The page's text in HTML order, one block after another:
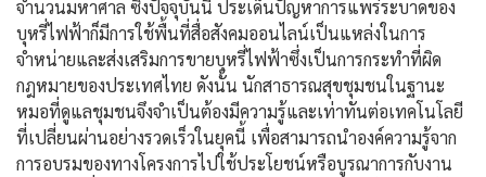
จำนวนมหาศาล ซึ่งปัจจุบันนี้ ประเด็นปัญหาการแพร่ระบาดของ
บุหรี่ไฟฟ้าก็มีการใช้พื้นที่สื่อสังคมออนไลน์เป็นแหล่งในการ
จำหน่ายและส่งเสริมการขายบุหรี่ไฟฟ้าซึ่งเป็นการกระทำที่ผิด
กฎหมายของประเทศไทย ดังนั้น นักสาธารณสุขชุมชนในฐานะ
หมอที่ดูแลชุมชนจึงจำเป็นต้องมีความรู้และเท่าทันต่อเทคโนโลยี
ที่เปลี่ยนผ่านอย่างรวดเร็วในยุคนี้ เพื่อสามารถนำองค์ความรู้จาก
การอบรมของทางโครงการไปใช้ประโยชน์หรือบูรณาการกับงาน